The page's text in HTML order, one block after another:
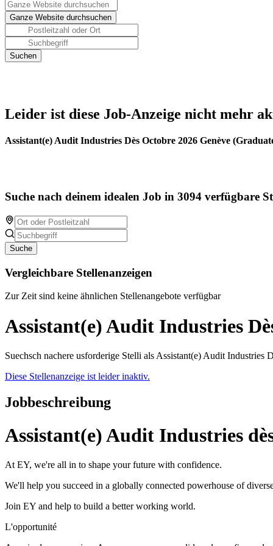
Leider ist diese Job-Anzeige nicht mehr
Assistant(e) Audit Industries Dès Octobre 2026 Genève
Suche nach deinem idealen Job in 3094 verfügbare
Suche
Vergleichbare Stellenanzeigen
Zur Zeit sind keine ähnlichen Stellenangebote verfügbar
Assistant(e) Audit Industries
Suechsch nachere usforderige Stelli als Assistant(e) Audit Industries
Diese Stellenanzeige ist leider inaktiv.
Jobbeschreibung
Assistant(e) Audit Industries
At EY, we're all in to shape your future with confidence.
We'll help you succeed in a globally connected powerhouse of
Join EY and help to build a better working world.
L'opportunité